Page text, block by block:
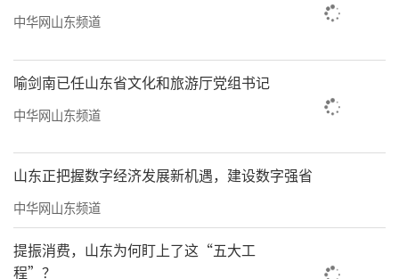
中华网山东频道
喻剑南已任山东省文化和旅游厅党组书记
中华网山东频道
山东正把握数字经济发展新机遇，建设数字强省
中华网山东频道
提振消费，山东为何盯上了这“五大工
程”？